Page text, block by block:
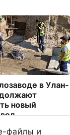
в Улан-
новый
файлы и